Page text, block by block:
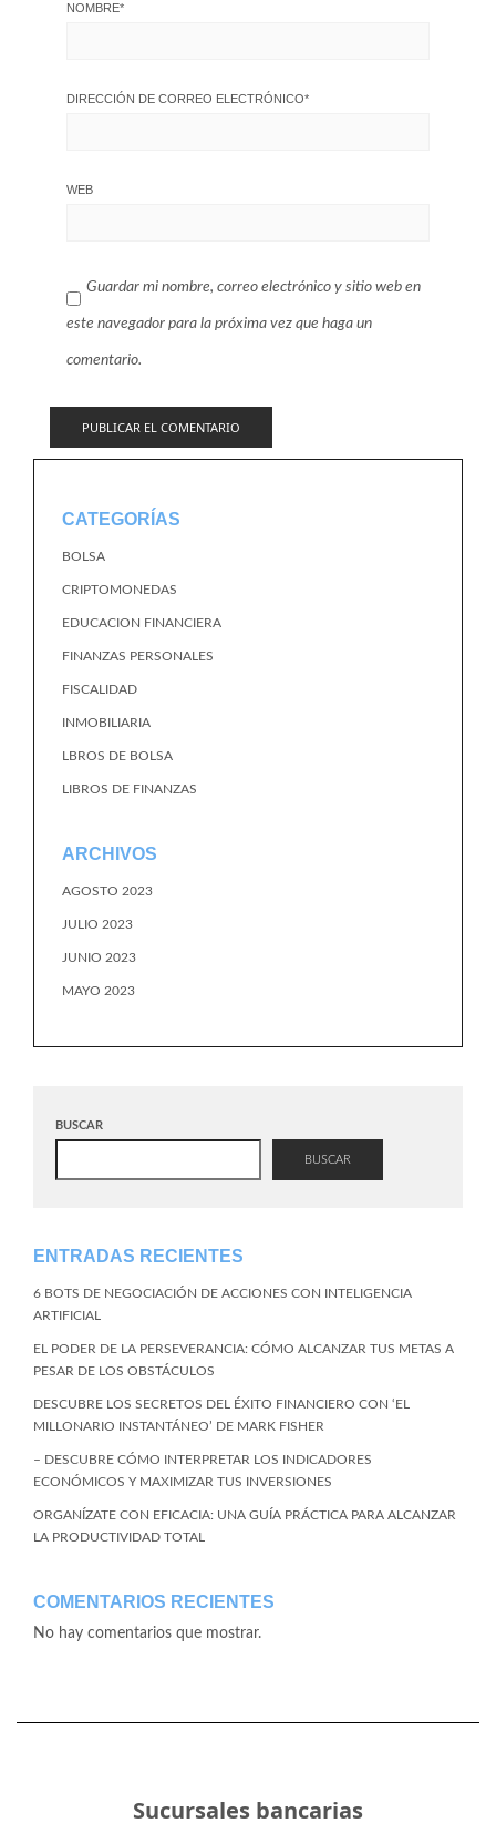
NOMBRE*
DIRECCIÓN DE CORREO ELECTRÓNICO*
WEB
Guardar mi nombre, correo electrónico y sitio web en
este navegador para la próxima vez que haga un
comentario.
CATEGORÍAS
BOLSA
CRIPTOMONEDAS
EDUCACION FINANCIERA
FINANZAS PERSONALES
FISCALIDAD
INMOBILIARIA
LBROS DE BOLSA
LIBROS DE FINANZAS
ARCHIVOS
AGOSTO 2023
JULIO 2023
JUNIO 2023
MAYO 2023
BUSCAR
BUSCAR
ENTRADAS RECIENTES
6 BOTS DE NEGOCIACIÓN DE ACCIONES CON INTELIGENCIA
ARTIFICIAL
EL PODER DE LA PERSEVERANCIA: CÓMO ALCANZAR TUS METAS A
PESAR DE LOS OBSTÁCULOS
DESCUBRE LOS SECRETOS DEL ÉXITO FINANCIERO CON ‘EL
MILLONARIO INSTANTÁNEO’ DE MARK FISHER
– DESCUBRE CÓMO INTERPRETAR LOS INDICADORES
ECONÓMICOS Y MAXIMIZAR TUS INVERSIONES
ORGANÍZATE CON EFICACIA: UNA GUÍA PRÁCTICA PARA ALCANZAR
LA PRODUCTIVIDAD TOTAL
COMENTARIOS RECIENTES
No hay comentarios que mostrar.
Sucursales bancarias